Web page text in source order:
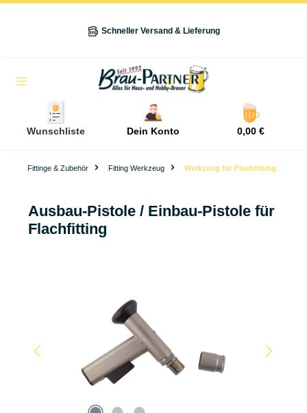
Schneller Versand & Lieferung
Wunschliste Dein Konto 0,00 €
Fittinge & Zubehör Fitting Werkzeug Werkzeug für Flachfitting
Ausbau-Pistole / Einbau-Pistole für
Flachfitting